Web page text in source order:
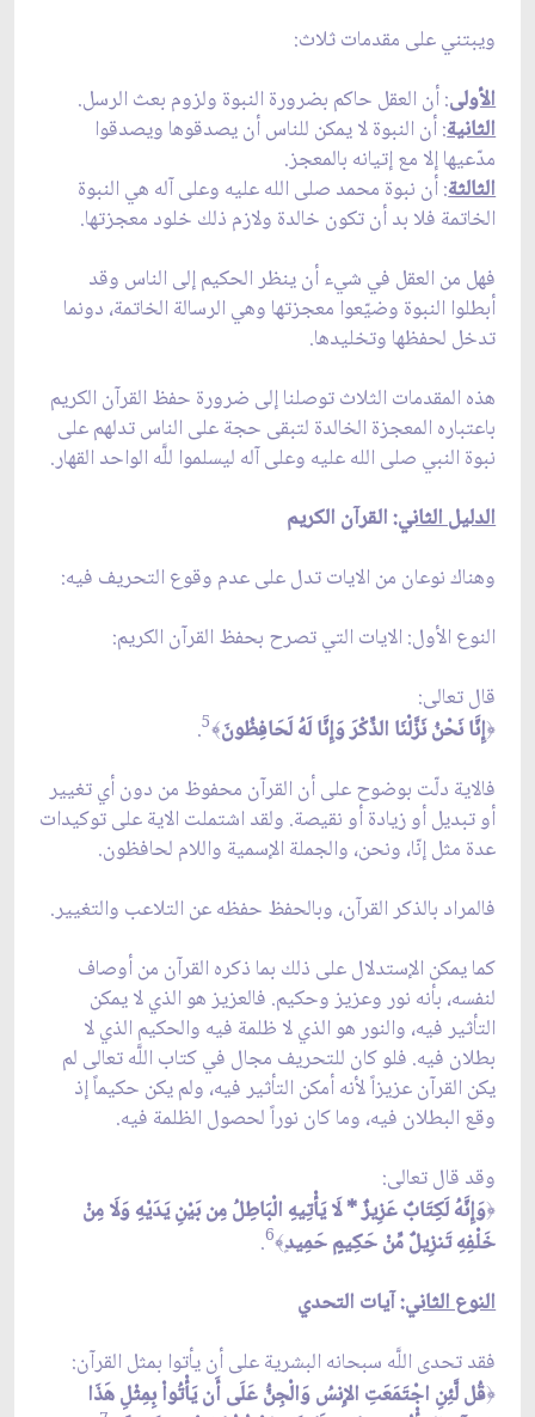
ويبتني على مقدمات ثلاث:
الأولى: أن العقل حاكم بضرورة النبوة ولزوم بعث الرسل.
الثانية: أن النبوة لا يمكن للناس أن يصدقوها ويصدقوا
مدّعيها إلا مع إتيانه بالمعجز.
الثالثة: أن نبوة محمد صلى الله عليه وعلى آله هي النبوة
الخاتمة فلا بد أن تكون خالدة ولازم ذلك خلود معجزتها.
فهل من العقل في شي‏ء أن ينظر الحكيم إلى الناس وقد
أبطلوا النبوة وضيّعوا معجزتها وهي الرسالة الخاتمة، دونما
تدخل لحفظها وتخليدها.
هذه المقدمات الثلاث توصلنا إلى ضرورة حفظ القرآن الكريم
باعتباره المعجزة الخالدة لتبقى حجة على الناس تدلهم على
نبوة النبي صلى الله عليه وعلى آله ليسلموا للَّه الواحد القهار.
الدليل الثاني: القرآن الكريم
وهناك نوعان من الايات تدل على عدم وقوع التحريف فيه:
النوع الأول: الايات التي تصرح بحفظ القرآن الكريم:
قال تعالى:
﴿إِنَّا نَحْنُ نَزَّلْنَا الذِّكْرَ وَإِنَّا لَهُ لَحَافِظُونَ﴾5
.
فالاية دلّت بوضوح على أن القرآن محفوظ من دون أي تغيير
أو تبديل أو زيادة أو نقيصة. ولقد اشتملت الاية على توكيدات
عدة مثل إنّا، ونحن، والجملة الإسمية واللام لحافظون.
فالمراد بالذكر القرآن، وبالحفظ حفظه عن التلاعب والتغيير.
كما يمكن الإستدلال على ذلك بما ذكره القرآن من أوصاف
لنفسه، بأنه نور وعزيز وحكيم. فالعزيز هو الذي لا يمكن
التأثير فيه، والنور هو الذي لا ظلمة فيه والحكيم الذي لا
بطلان فيه. فلو كان للتحريف مجال في كتاب اللَّه تعالى لم
يكن القرآن عزيزاً لأنه أمكن التأثير فيه، ولم يكن حكيماً إذ
وقع البطلان فيه، وما كان نوراً لحصول الظلمة فيه.
وقد قال تعالى:
﴿وَإِنَّهُ لَكِتَابٌ عَزِيزٌ * لَا يَأْتِيهِ الْبَاطِلُ مِن بَيْنِ يَدَيْهِ وَلَا مِنْ
خَلْفِهِ تَنزِيلٌ مِّنْ حَكِيمٍ حَمِيد﴾6
.
النوع الثاني: آيات التحدي
فقد تحدى اللَّه سبحانه البشرية على أن يأتوا بمثل القرآن:
﴿قُل لَّئِنِ اجْتَمَعَتِ الإِنسُ وَالْجِنُّ عَلَى أَن يَأْتُواْ بِمِثْلِ هَذَا